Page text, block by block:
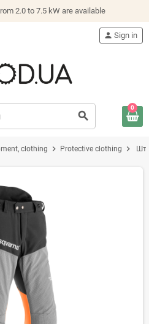
2.0 to 7.5 kW are available
search
person Sign in
0
clothing chevron_right Protective clothing chevron_right